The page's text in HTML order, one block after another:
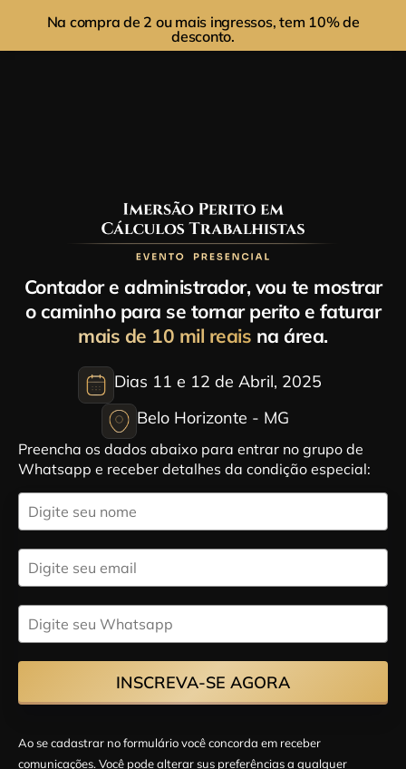
Na compra de 2 ou mais ingressos, tem 10% de
desconto.
Contador e administrador, vou te mostrar
o caminho para se tornar perito e faturar
mais de 10 mil reais na área.
Dias 11 e 12 de Abril, 2025
Belo Horizonte - MG
Preencha os dados abaixo para entrar no grupo de
Whatsapp e receber detalhes da condição especial:
INSCREVA-SE AGORA
Ao se cadastrar no formulário você concorda em receber
comunicações. Você pode alterar sus preferências a qualquer